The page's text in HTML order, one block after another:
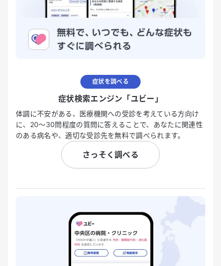
症状を調べる
症状検索エンジン「ユビー」
体調に不安がある、医療機関への受診を考えている方向け
に、20〜30問程度の質問に答えることで、あなたに関連性
のある病名や、適切な受診先を無料で調べられます。
さっそく調べる